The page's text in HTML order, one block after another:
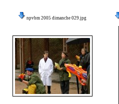
npvbm 2005 dimanche 029.jpg